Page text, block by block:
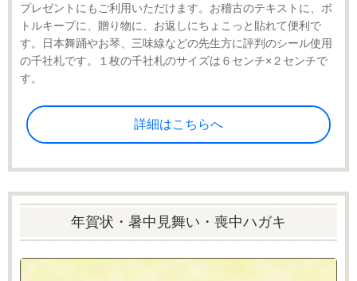
プレゼントにもご利用いただけます。お稽古のテキストに、ボ
トルキープに、贈り物に、お返しにちょこっと貼れて便利で
す。日本舞踊やお琴、三味線などの先生方に評判のシール使用
の千社札です。１枚の千社札のサイズは６センチ×２センチで
す。
詳細はこちらへ
年賀状・暑中見舞い・喪中ハガキ